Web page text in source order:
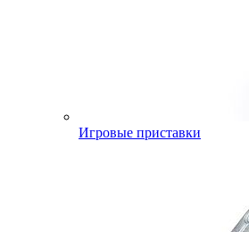
Игровые приставки